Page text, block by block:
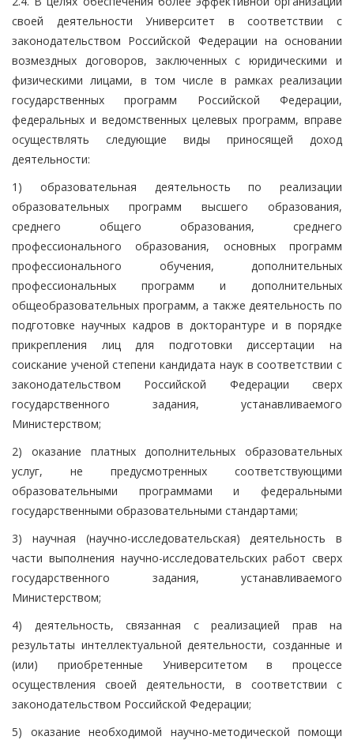
своей деятельности Университет в соответствии с
законодательством Российской Федерации на основании
возмездных договоров, заключенных с юридическими и
физическими лицами, в том числе в рамках реализации
государственных программ Российской Федерации,
федеральных и ведомственных целевых программ, вправе
осуществлять следующие виды приносящей доход
деятельности:
1) образовательная деятельность по реализации
образовательных программ высшего образования,
среднего общего образования, среднего
профессионального образования, основных программ
профессионального обучения, дополнительных
профессиональных программ и дополнительных
общеобразовательных программ, а также деятельность по
подготовке научных кадров в докторантуре и в порядке
прикрепления лиц для подготовки диссертации на
соискание ученой степени кандидата наук в соответствии с
законодательством Российской Федерации сверх
государственного задания, устанавливаемого
Министерством;
2) оказание платных дополнительных образовательных
услуг, не предусмотренных соответствующими
образовательными программами и федеральными
государственными образовательными стандартами;
3) научная (научно-исследовательская) деятельность в
части выполнения научно-исследовательских работ сверх
государственного задания, устанавливаемого
Министерством;
4) деятельность, связанная с реализацией прав на
результаты интеллектуальной деятельности, созданные и
(или) приобретенные Университетом в процессе
осуществления своей деятельности, в соответствии с
законодательством Российской Федерации;
5) оказание необходимой научно-методической помощи